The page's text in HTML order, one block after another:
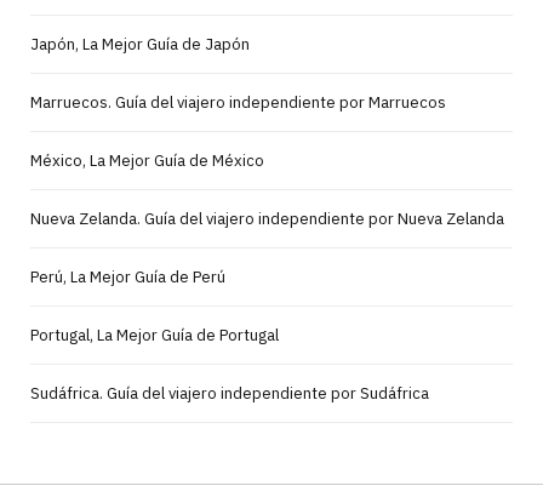
Japón, La Mejor Guía de Japón
Marruecos. Guía del viajero independiente por Marruecos
México, La Mejor Guía de México
Nueva Zelanda. Guía del viajero independiente por Nueva Zelanda
Perú, La Mejor Guía de Perú
Portugal, La Mejor Guía de Portugal
Sudáfrica. Guía del viajero independiente por Sudáfrica